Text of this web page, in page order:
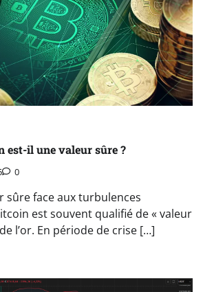
est-il une valeur sûre ?
0
sûre face aux turbulences
est souvent qualifié de « valeur
l’or. En période de crise […]